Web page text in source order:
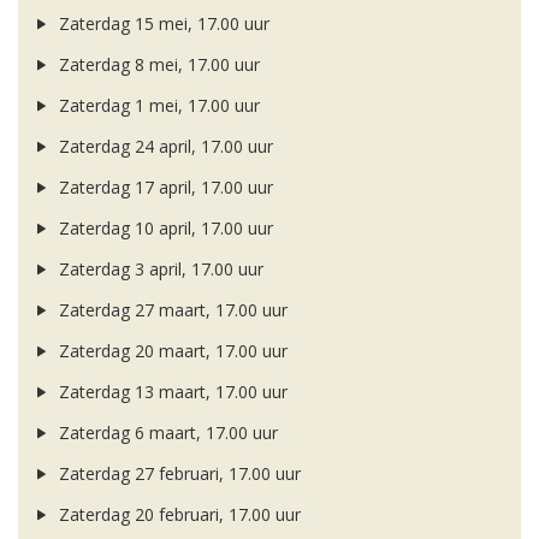
Zaterdag 15 mei, 17.00 uur
Zaterdag 8 mei, 17.00 uur
Zaterdag 1 mei, 17.00 uur
Zaterdag 24 april, 17.00 uur
Zaterdag 17 april, 17.00 uur
Zaterdag 10 april, 17.00 uur
Zaterdag 3 april, 17.00 uur
Zaterdag 27 maart, 17.00 uur
Zaterdag 20 maart, 17.00 uur
Zaterdag 13 maart, 17.00 uur
Zaterdag 6 maart, 17.00 uur
Zaterdag 27 februari, 17.00 uur
Zaterdag 20 februari, 17.00 uur